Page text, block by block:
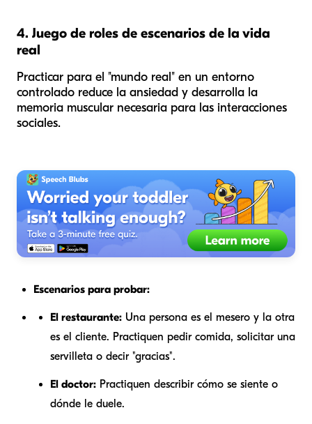
4. Juego de roles de escenarios de la vida
real
Practicar para el "mundo real" en un entorno
controlado reduce la ansiedad y desarrolla la
memoria muscular necesaria para las interacciones
sociales.
Escenarios para probar:
El restaurante: Una persona es el mesero y la otra
es el cliente. Practiquen pedir comida, solicitar una
servilleta o decir "gracias".
El doctor: Practiquen describir cómo se siente o
dónde le duele.